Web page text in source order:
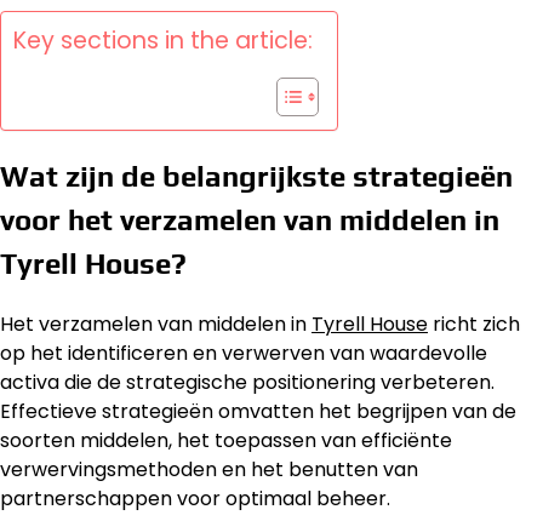
Key sections in the article:
Wat zijn de belangrijkste strategieën
voor het verzamelen van middelen in
Tyrell House?
Het verzamelen van middelen in Tyrell House richt zich
op het identificeren en verwerven van waardevolle
activa die de strategische positionering verbeteren.
Effectieve strategieën omvatten het begrijpen van de
soorten middelen, het toepassen van efficiënte
verwervingsmethoden en het benutten van
partnerschappen voor optimaal beheer.